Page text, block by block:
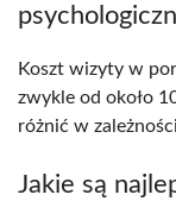
Koszt wizyty w
zwykle od około
różnić w
Jakie są